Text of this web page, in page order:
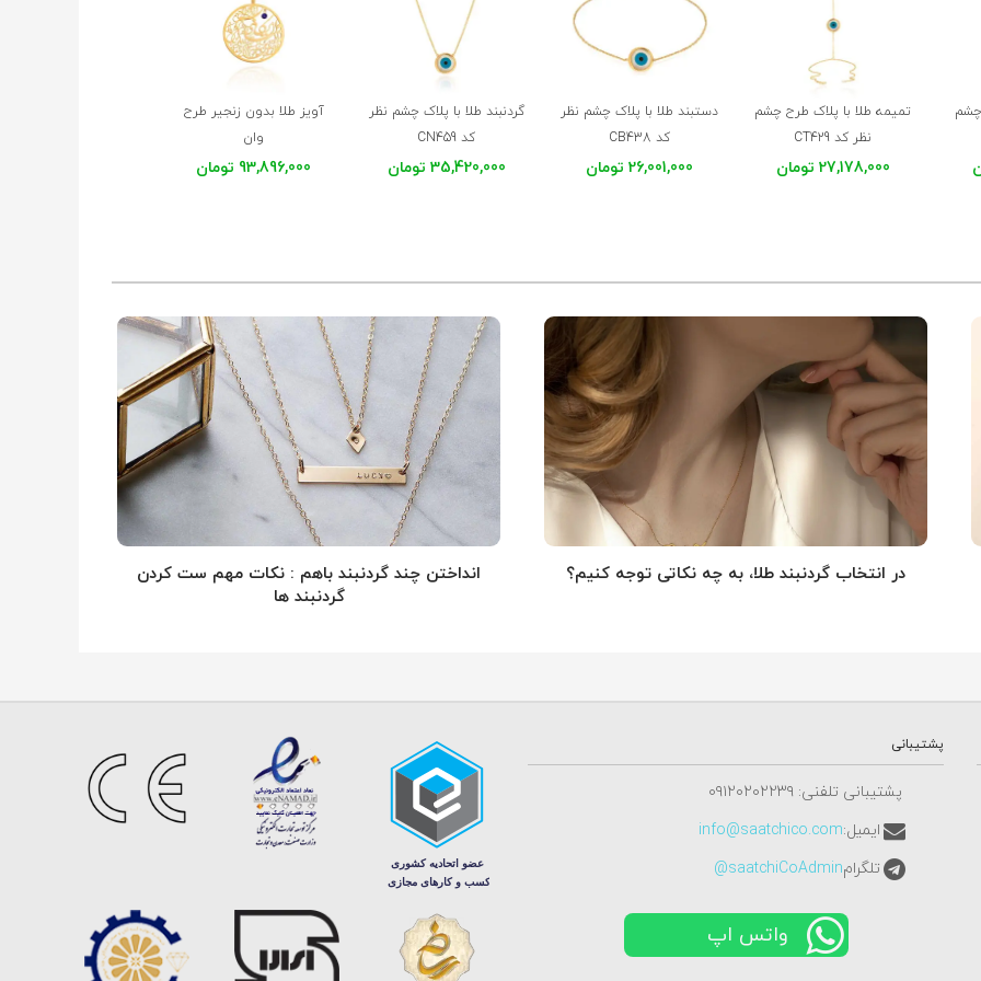
★ ★
★
و پشتیبانی عالیشون🙏🏼
★ ★ ★ ★
خیلی راضی هستم
تمیمه طلا با پلاک طرح چشم
نظر کد CT429
27,178,000 تومان
دستبند طلا با پلاک چشم نظر
کد CB438
26,001,000 تومان
گردنبند طلا با پلاک چشم نظر
کد CN459
35,420,000 تومان
آویز طلا بدون زنجیر طرح
وان
یکاد با چشم نظر کد LP602
93,896,000 تومان
در انتخاب گردنبند طلا‌، به چه نکاتی توجه کنیم؟
انداختن چند گردنبند باهم : نکات مهم ست کردن
گردنبند ها
پشتیبانی
پشتیبانی تلفنی: ٠٩١٢٠٢٠٢٢٣٩
ایمیل:info@saatchico.com
تلگرامsaatchiCoAdmin@
واتس اپ